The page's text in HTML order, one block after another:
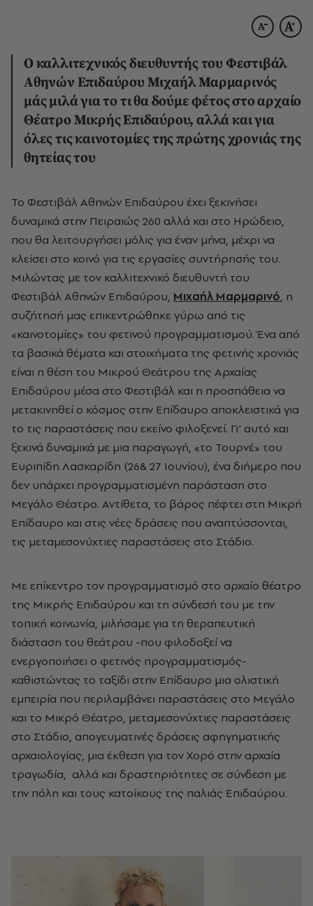
O καλλιτεχνικός διευθυντής του Φεστιβάλ
Αθηνών Επιδαύρου Μιχαήλ Μαρμαρινός
μάς μιλά για το τι θα δούμε φέτος στο αρχαίο
Θέατρο Μικρής Επιδαύρου, αλλά και για
όλες τις καινοτομίες της πρώτης χρονιάς της
θητείας του
Το Φεστιβάλ Αθηνών Επιδαύρου έχει ξεκινήσει
δυναμικά στην Πειραιώς 260 αλλά και στο Ηρώδειο,
που θα λειτουργήσει μόλις για έναν μήνα, μέχρι να
κλείσει στο κοινό για τις εργασίες συντήρησής του.
Μιλώντας με τον καλλιτεχνικό διευθυντή του
Φεστιβάλ Αθηνών Επιδαύρου, Μιχαήλ Μαρμαρινό, η
συζήτησή μας επικεντρώθηκε γύρω από τις
«καινοτομίες» του φετινού προγραμματισμού. Ένα από
τα βασικά θέματα και στοιχήματα της φετινής χρονιάς
είναι η θέση του Μικρού Θεάτρου της Αρχαίας
Επιδαύρου μέσα στο Φεστιβάλ και η προσπάθεια να
μετακινηθεί ο κόσμος στην Επίδαυρο αποκλειστικά για
το τις παραστάσεις που εκείνο φιλοξενεί. Γι' αυτό και
ξεκινά δυναμικά με μια παραγωγή, «το Τουρνέ» του
Ευριπίδη Λασκαρίδη (26& 27 Ιουνίου), ένα διήμερο που
δεν υπάρχει προγραμματισμένη παράσταση στο
Μεγάλο Θέατρο. Αντίθετα, το βάρος πέφτει στη Μικρή
Επίδαυρο και στις νέες δράσεις που αναπτύσσονται,
τις μεταμεσονύχτιες παραστάσεις στο Στάδιο.
Με επίκεντρο τον προγραμματισμό στο αρχαίο θέατρο
της Μικρής Επιδαύρου και τη σύνδεσή του με την
τοπική κοινωνία, μιλήσαμε για τη θεραπευτική
διάσταση του θεάτρου -που φιλοδοξεί να
ενεργοποιήσει ο φετινός προγραμματισμός-
καθιστώντας το ταξίδι στην Επίδαυρο μια ολιστική
εμπειρία που περιλαμβάνει παραστάσεις στο Μεγάλο
και το Μικρό Θέατρο, μεταμεσονύχτιες παραστάσεις
στο Στάδιο, απογευματινές δράσεις αφηγηματικής
αρχαιολογίας, μια έκθεση για τον Χορό στην αρχαία
τραγωδία, αλλά και δραστηριότητες σε σύνδεση με
την πόλη και τους κατοίκους της παλιάς Επιδαύρου.